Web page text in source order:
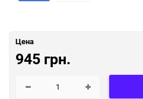
Цена
945 грн.